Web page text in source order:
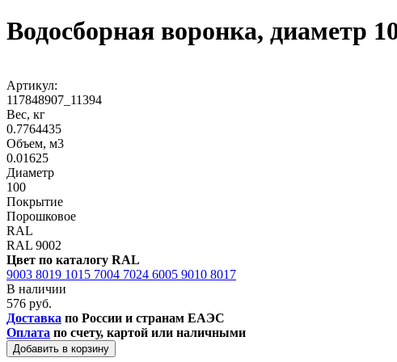
Водосборная воронка, диаметр
Артикул:
117848907_11394
Вес, кг
0.7764435
Объем, м3
0.01625
Диаметр
100
Покрытие
Порошковое
RAL
RAL 9002
Цвет по каталогу RAL
9003 8019 1015 7004 7024 6005 9010 8017
В наличии
576 руб.
Доставка по России и странам ЕАЭС
Оплата по счету, картой или наличными
Добавить в корзину